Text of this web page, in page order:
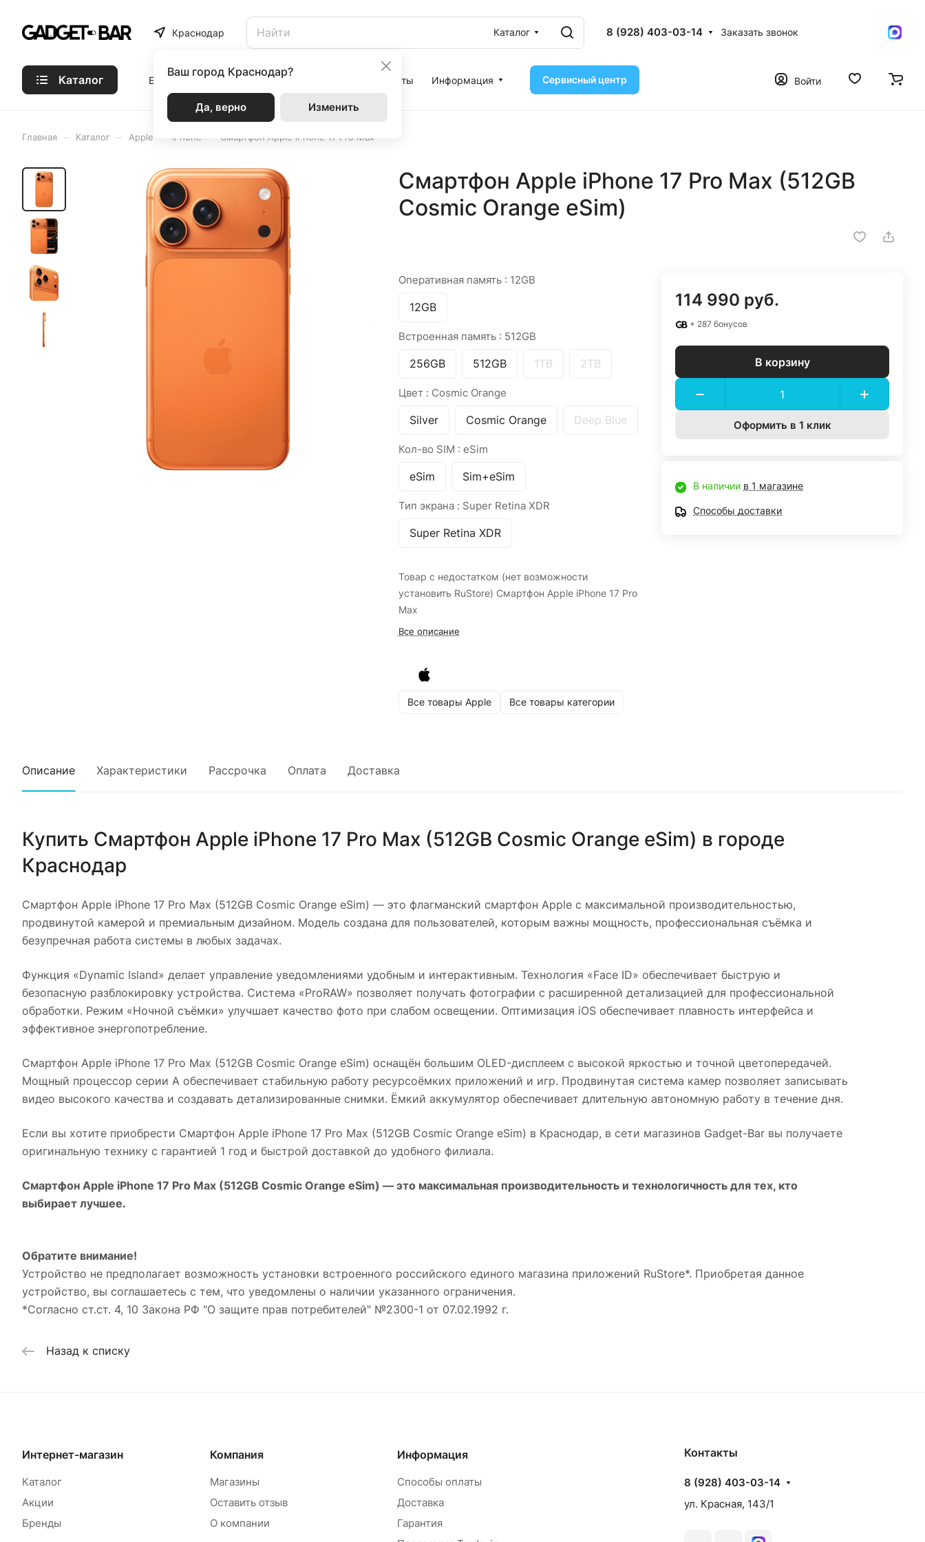
Краснодар
Ваш город Краснодар?
Да, верно Изменить
Каталог 8 (928) 403-03-14 Заказать звонок
Каталог Бренды Статьи Акции Контакты Информация Сервисный центр Войти
Главная Каталог Apple iPhone Смартфон Apple iPhone 17 Pro Max
Смартфон Apple iPhone 17 Pro Max (512GB
Cosmic Orange eSim)
Оперативная память : 12GB
12GB
Встроенная память : 512GB
256GB 512GB 1TB 2TB
Цвет : Cosmic Orange
Silver Cosmic Orange Deep Blue
Кол-во SIM : eSim
eSim Sim+eSim
Тип экрана : Super Retina XDR
Super Retina XDR
Товар с недостатком (нет возможности
установить RuStore) Смартфон Apple iPhone 17 Pro
Max
Все описание
Все товары Apple Все товары категории
114 990 руб.
+ 287 бонусов
В корзину
Оформить в 1 клик
В наличии в 1 магазине
Способы доставки
Описание Характеристики Рассрочка Оплата Доставка
Купить Смартфон Apple iPhone 17 Pro Max (512GB Cosmic Orange eSim) в городе
Краснодар
Смартфон Apple iPhone 17 Pro Max (512GB Cosmic Orange eSim) — это флагманский смартфон Apple с максимальной производительностью,
продвинутой камерой и премиальным дизайном. Модель создана для пользователей, которым важны мощность, профессиональная съёмка и
безупречная работа системы в любых задачах.
Функция «Dynamic Island» делает управление уведомлениями удобным и интерактивным. Технология «Face ID» обеспечивает быструю и
безопасную разблокировку устройства. Система «ProRAW» позволяет получать фотографии с расширенной детализацией для профессиональной
обработки. Режим «Ночной съёмки» улучшает качество фото при слабом освещении. Оптимизация iOS обеспечивает плавность интерфейса и
эффективное энергопотребление.
Смартфон Apple iPhone 17 Pro Max (512GB Cosmic Orange eSim) оснащён большим OLED-дисплеем с высокой яркостью и точной цветопередачей.
Мощный процессор серии A обеспечивает стабильную работу ресурсоёмких приложений и игр. Продвинутая система камер позволяет записывать
видео высокого качества и создавать детализированные снимки. Ёмкий аккумулятор обеспечивает длительную автономную работу в течение дня.
Если вы хотите приобрести Смартфон Apple iPhone 17 Pro Max (512GB Cosmic Orange eSim) в Краснодар, в сети магазинов Gadget-Bar вы получаете
оригинальную технику с гарантией 1 год и быстрой доставкой до удобного филиала.
Смартфон Apple iPhone 17 Pro Max (512GB Cosmic Orange eSim) — это максимальная производительность и технологичность для тех, кто
выбирает лучшее.
Обратите внимание!
Устройство не предполагает возможность установки встроенного российского единого магазина приложений RuStore*. Приобретая данное
устройство, вы соглашаетесь с тем, что уведомлены о наличии указанного ограничения.
*Согласно ст.ст. 4, 10 Закона РФ "О защите прав потребителей" №2300-1 от 07.02.1992 г.
Назад к списку
Интернет-магазин
Каталог
Акции
Бренды
Компания
Магазины
Оставить отзыв
О компании
Информация
Способы оплаты
Доставка
Гарантия
Контакты
8 (928) 403-03-14
ул. Красная, 143/1